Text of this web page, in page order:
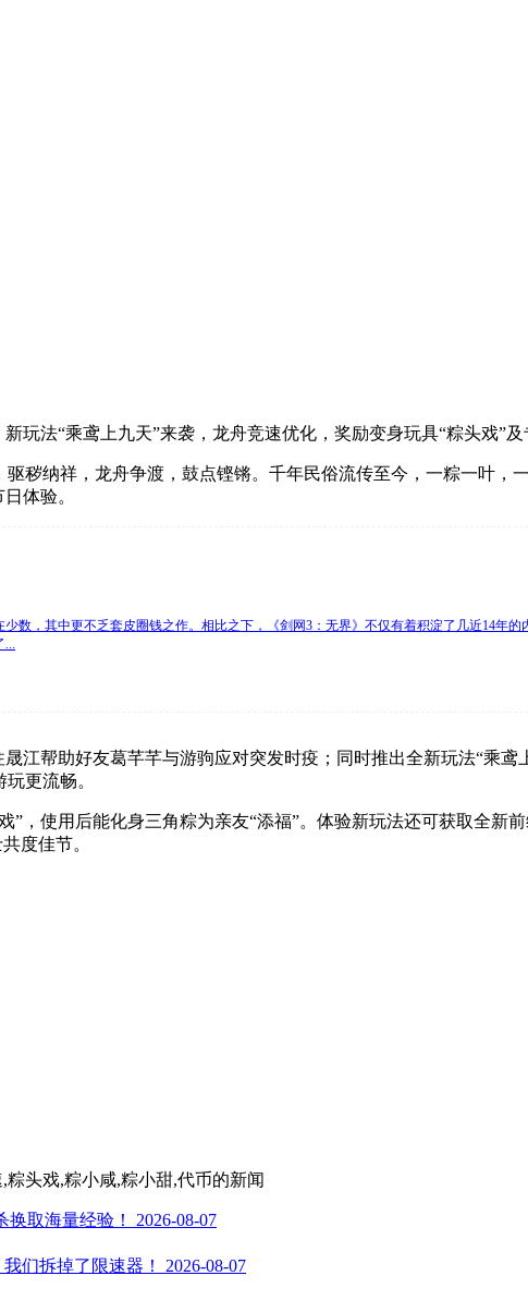
玩法“乘鸢上九天”来袭，龙舟竞速优化，奖励变身玩具“粽头戏”
驱秽纳祥，龙舟争渡，鼓点铿锵。千年民俗流传至今，一粽一叶
体验。
数，其中更不乏套皮圈钱之作。相比之下，《剑网3：无界》不仅有着积淀了几近14年
...
江帮助好友葛芊芊与游驹应对突发时疫；同时推出全新玩法“乘
更流畅。
，使用后能化身三角粽为亲友“添福”。体验新玩法还可获取全新
度佳节。
头戏,粽小咸,粽小甜,代币的新闻
换取海量经验！
2026-08-07
我们拆掉了限速器！
2026-08-07